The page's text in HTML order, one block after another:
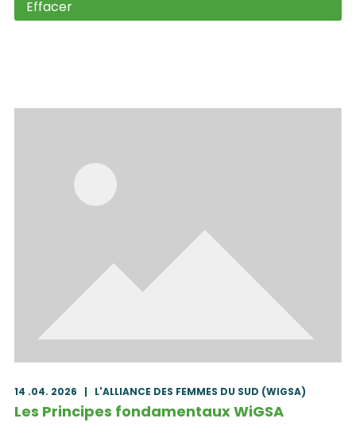
Effacer
14 .04. 2026 | L'ALLIANCE DES FEMMES DU SUD (WIGSA)
Les Principes fondamentaux WiGSA